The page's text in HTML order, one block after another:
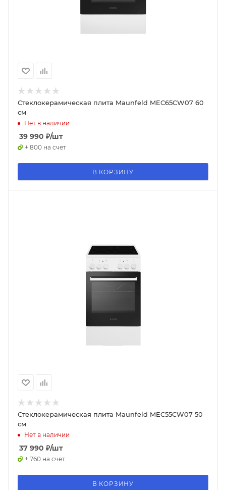
Стеклокерамическая плита Maunfeld MEC65CW07 60
см
Нет в наличии
39 990 ₽/шт
+ 800 на счет
В КОРЗИНУ
Стеклокерамическая плита Maunfeld MEC55CW07 50
см
Нет в наличии
37 990 ₽/шт
+ 760 на счет
В КОРЗИНУ